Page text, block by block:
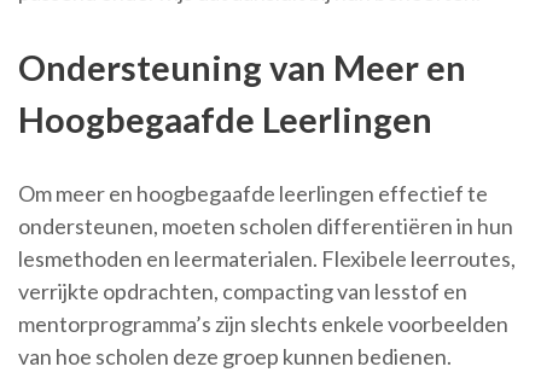
Ondersteuning van Meer en
Hoogbegaafde Leerlingen
Om meer en hoogbegaafde leerlingen effectief te
ondersteunen, moeten scholen differentiëren in hun
lesmethoden en leermaterialen. Flexibele leerroutes,
verrijkte opdrachten, compacting van lesstof en
mentorprogramma’s zijn slechts enkele voorbeelden
van hoe scholen deze groep kunnen bedienen.